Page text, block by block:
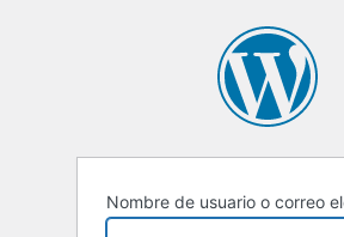
Nombre de usuario o correo